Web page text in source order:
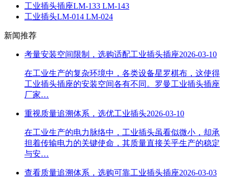
工业插头插座LM-133 LM-143
工业插头LM-014 LM-024
新闻推荐
考量安装空间限制，选购适配工业插头插座2026-03-10
在工业生产的复杂环境中，各类设备星罗棋布，这使得
工业插头插座的安装空间各有不同。罗曼工业插头插座
厂家…
重视质量追溯体系，选优工业插头2026-03-10
在工业生产的电力脉络中，工业插头虽看似微小，却承
担着传输电力的关键使命，其质量直接关乎生产的稳定
与安…
查看质量追溯体系，选购可靠工业插头插座2026-03-03